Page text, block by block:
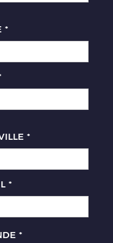
*
*
*
*